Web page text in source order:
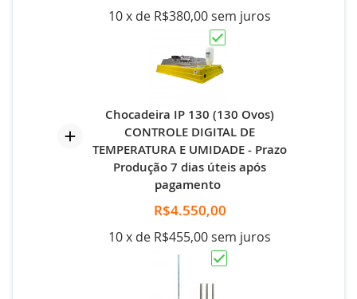
10 x de R$380,00 sem juros
Chocadeira IP 130 (130 Ovos)
CONTROLE DIGITAL DE
TEMPERATURA E UMIDADE - Prazo
Produção 7 dias úteis após
pagamento
R$4.550,00
10 x de R$455,00 sem juros